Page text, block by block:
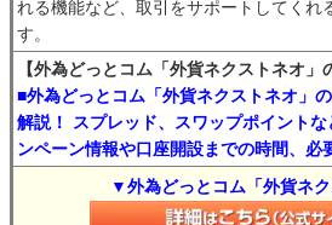
れる機能など、取引をサポートしてくれ
す。
【外為どっとコム「外貨ネクストネオ」
■外為どっとコム「外貨ネクストネオ」
解説！ スプレッド、スワップポイント
ンペーン情報や口座開設までの時間、必
▼外為どっとコム「外貨ネ